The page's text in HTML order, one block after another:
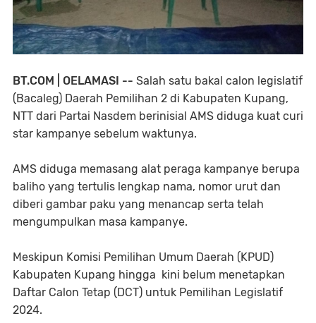
BT.COM | OELAMASI -- Salah satu bakal calon legislatif
(Bacaleg) Daerah Pemilihan 2 di Kabupaten Kupang,
NTT dari Partai Nasdem berinisial AMS diduga kuat curi
star kampanye sebelum waktunya.
AMS diduga memasang alat peraga kampanye berupa
baliho yang tertulis lengkap nama, nomor urut dan
diberi gambar paku yang menancap serta telah
mengumpulkan masa kampanye.
Meskipun Komisi Pemilihan Umum Daerah (KPUD)
Kabupaten Kupang hingga kini belum menetapkan
Daftar Calon Tetap (DCT) untuk Pemilihan Legislatif
2024.